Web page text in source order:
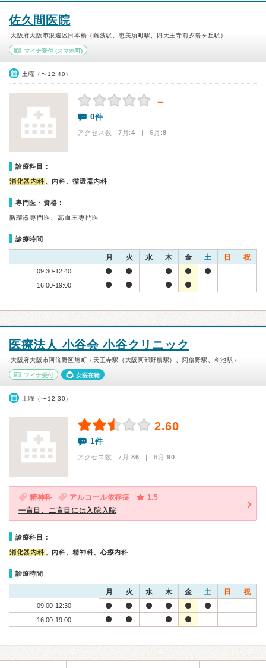
佐久間医院
大阪府大阪市浪速区日本橋（難波駅、恵美須町駅、四天王寺前夕陽ヶ丘駅）
マイナ受付 (スマホ可)
土曜（〜12:40）
－
0件
アクセス数 7月:4 | 6月:8
診療科目：
消化器内科 、内科、循環器内科
専門医・資格：
循環器専門医、高血圧専門医
診療時間
月 火 水 木 金 土 日 祝
09:30-12:40
16:00-19:00
医療法人 小谷会 小谷クリニック
大阪府大阪市阿倍野区旭町（天王寺駅（大阪阿部野橋駅）、阿倍野駅、今池駅）
マイナ受付 女医在籍
土曜（〜12:30）
2.60
1件
アクセス数 7月:86 | 6月:90
精神科 アルコール依存症
1.5
一言目、二言目には入院入院
診療科目：
消化器内科 、内科、精神科、心療内科
診療時間
月 火 水 木 金 土 日 祝
09:00-12:30
16:00-19:00